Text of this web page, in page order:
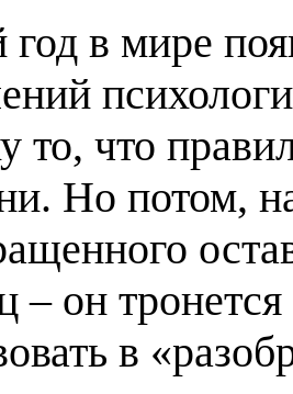
в мире
то, что
Но потом,
– он
в